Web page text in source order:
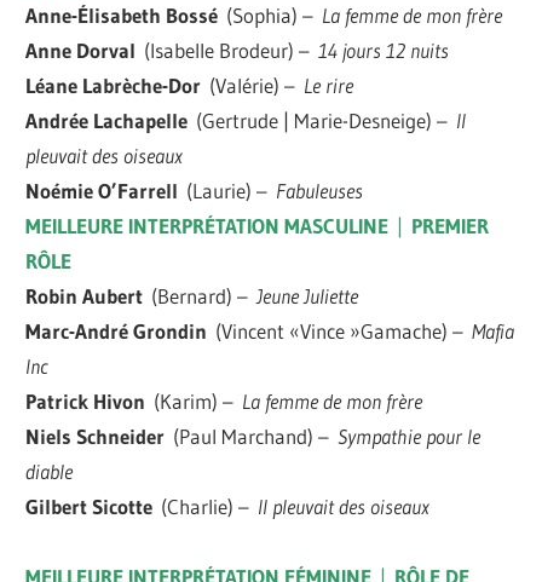
Anne-Élisabeth Bossé (Sophia) – La femme de mon frère
Anne Dorval (Isabelle Brodeur) – 14 jours 12 nuits
Léane Labrèche-Dor (Valérie) – Le rire
Andrée Lachapelle (Gertrude | Marie-Desneige) – Il
pleuvait des oiseaux
Noémie O’Farrell (Laurie) – Fabuleuses
MEILLEURE INTERPRÉTATION MASCULINE | PREMIER
RÔLE
Robin Aubert (Bernard) – Jeune Juliette
Marc-André Grondin (Vincent «Vince »Gamache) –Mafia
Inc
Patrick Hivon (Karim) – La femme de mon frère
Niels Schneider (Paul Marchand) –Sympathie pour le
diable
Gilbert Sicotte (Charlie) – Il pleuvait des oiseaux
MEILLEURE INTERPRÉTATION FÉMININE | RÔLE DE